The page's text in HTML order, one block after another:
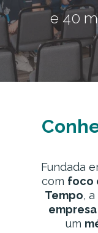
e 40
Fundada
com foco
Tempo, a
empresa
um